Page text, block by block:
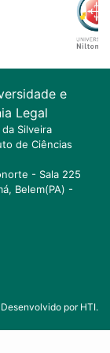
e
Legal
Silveira
de Ciências
- Sala 225
Belem(PA) -
Desenvolvido por HTI.